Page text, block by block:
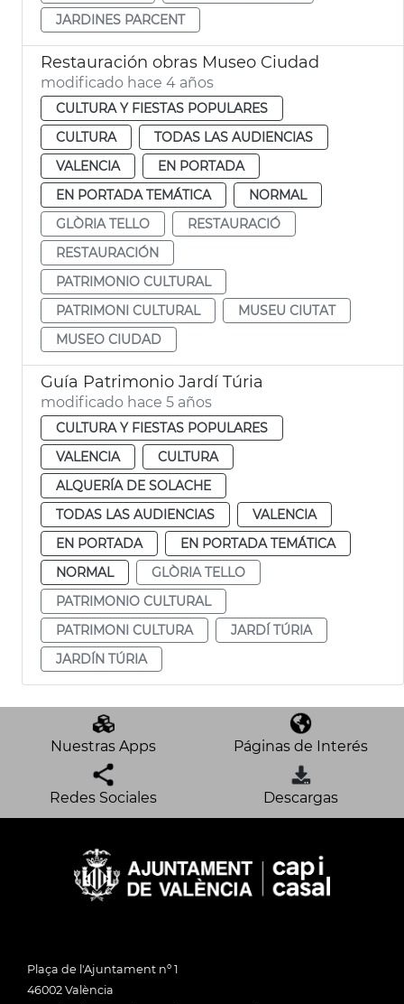
JARDINES PARCENT
Restauración obras Museo Ciudad
modificado hace 4 años
CULTURA Y FIESTAS POPULARES
CULTURA
TODAS LAS AUDIENCIAS
VALENCIA
EN PORTADA
EN PORTADA TEMÁTICA
NORMAL
GLÒRIA TELLO
RESTAURACIÓ
RESTAURACIÓN
PATRIMONIO CULTURAL
PATRIMONI CULTURAL
MUSEU CIUTAT
MUSEO CIUDAD
Guía Patrimonio Jardí Túria
modificado hace 5 años
CULTURA Y FIESTAS POPULARES
VALENCIA
CULTURA
ALQUERÍA DE SOLACHE
TODAS LAS AUDIENCIAS
VALENCIA
EN PORTADA
EN PORTADA TEMÁTICA
NORMAL
GLÒRIA TELLO
PATRIMONIO CULTURAL
PATRIMONI CULTURA
JARDÍ TÚRIA
JARDÍN TÚRIA
Nuestras Apps Páginas de Interés
Redes Sociales Descargas
Plaça de l'Ajuntament nº 1
46002 València